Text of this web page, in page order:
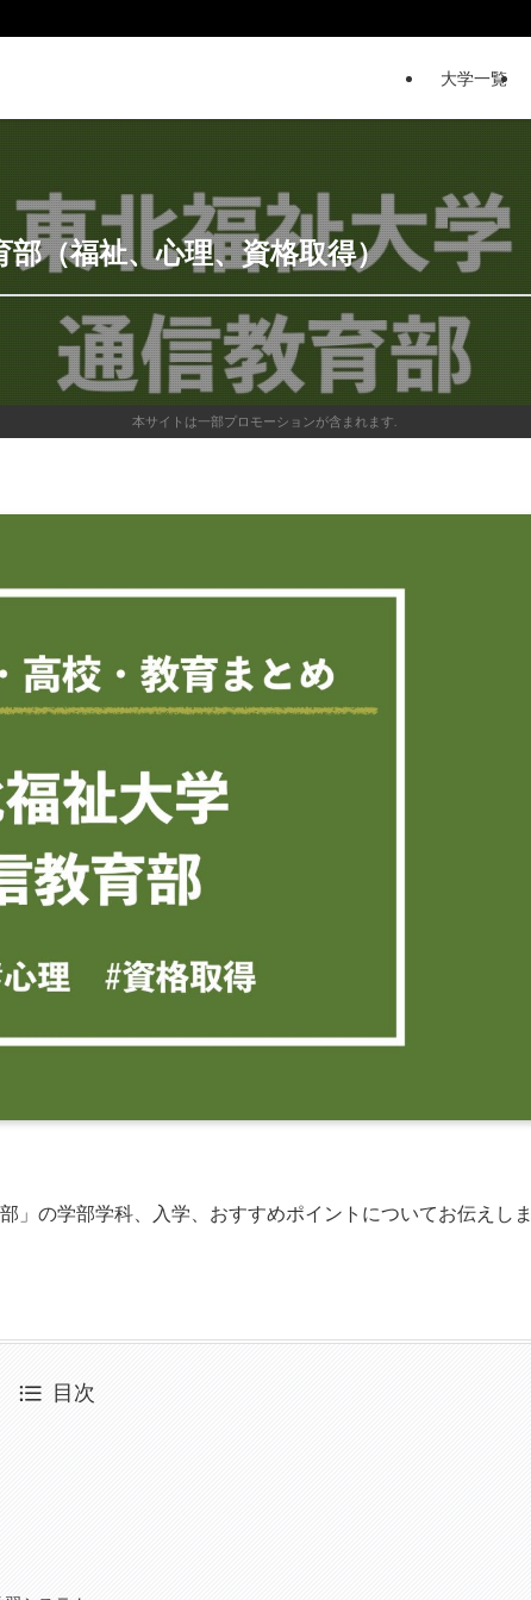
大学一覧
部（福祉、心理、資格取得）
」の学部学科、入学、おすすめポイントについてお伝えし
目次